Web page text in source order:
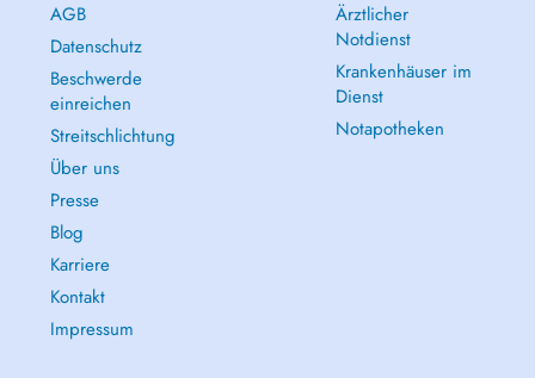
AGB
Datenschutz
Beschwerde
einreichen
Streitschlichtung
Über uns
Presse
Blog
Karriere
Kontakt
Impressum
Ärztlicher
Notdienst
Krankenhäuser im
Dienst
Notapotheken